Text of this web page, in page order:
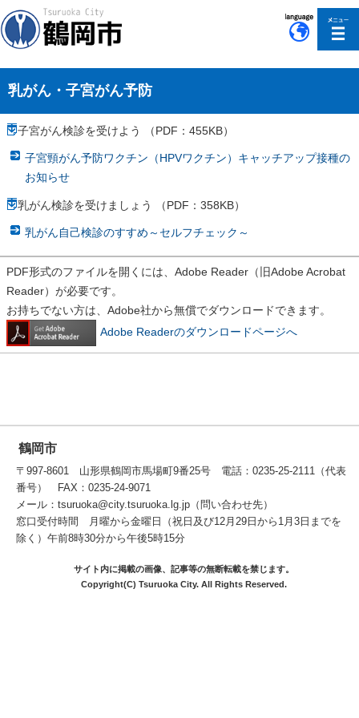
乳がん・子宮がん予防
子宮がん検診を受けよう （PDF：455KB）
子宮頸がん予防ワクチン（HPVワクチン）キャッチアップ接種の
お知らせ
乳がん検診を受けましょう （PDF：358KB）
乳がん自己検診のすすめ～セルフチェック～
PDF形式のファイルを開くには、Adobe Reader（旧Adobe Acrobat
Reader）が必要です。
お持ちでない方は、Adobe社から無償でダウンロードできます。
Adobe Readerのダウンロードページへ
鶴岡市
〒997-8601 山形県鶴岡市馬場町9番25号 電話：0235-25-2111（代表
番号） FAX：0235-24-9071
メール：tsuruoka@city.tsuruoka.lg.jp（問い合わせ先）
窓口受付時間 月曜から金曜日（祝日及び12月29日から1月3日までを
除く）午前8時30分から午後5時15分
サイト内に掲載の画像、記事等の無断転載を禁じます。
Copyright(C) Tsuruoka City. All Rights Reserved.